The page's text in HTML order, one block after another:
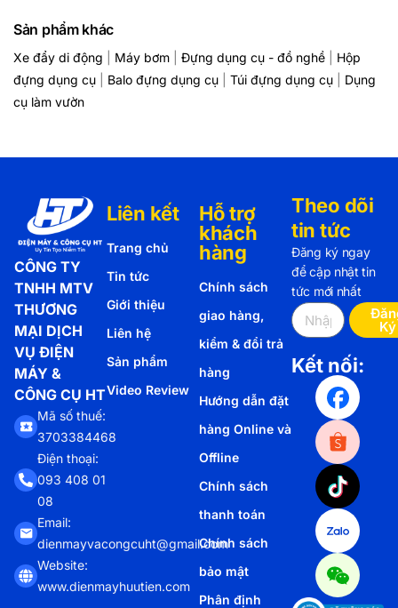
Sản phẩm khác
Xe đẩy di động Máy bơm Đựng dụng cụ - đồ nghề
Hộp
đựng dụng cụ
Balo đựng dụng cụ Túi đựng dụng cụ
Dụng
cụ làm vườn
CÔNG TY
TNHH MTV
THƯƠNG
MẠI DỊCH
VỤ ĐIỆN
MÁY &
CÔNG CỤ HT
Mã số thuế:
3703384468
Điện thoại:
093 408 01
08
Email:
dienmayvacongcuht@gmail.com
Website:
www.dienmayhuutien.com
Liên kết
Trang chủ
Tin tức
Giới thiệu
Liên hệ
Sản phẩm
Video Review
Hỗ trợ
khách
hàng
Chính sách
giao hàng,
kiểm & đổi trả
hàng
Hướng dẫn đặt
hàng Online và
Offline
Chính sách
thanh toán
Chính sách
bảo mật
Phân định
Theo dõi
tin tức
Đăng ký ngay
để cập nhật tin
tức mới nhất
Ký
Kết nối: